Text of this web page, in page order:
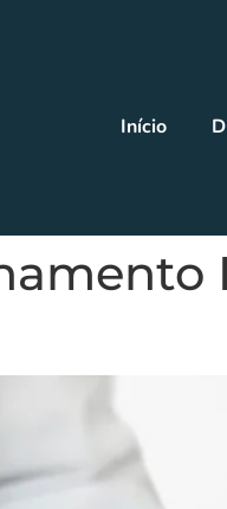
Início